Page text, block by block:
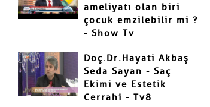
ameliyatı olan biri
çocuk emzilebilir mi ?
- Show Tv
Doç.Dr.Hayati Akbaş
Seda Sayan - Saç
Ekimi ve Estetik
Cerrahi - Tv8